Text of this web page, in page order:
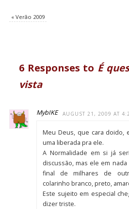
«Verão 2009
6 Responses to É
vista
MybIKE AUGUST 21, 2009 AT
Meu Deus, que cara doido,
uma liberada pra ele.
A Normalidade em si já
discussão, mas ele em
final de milhares de
colarinho branco, preto,
Este sujeito em especial
dizer triste.